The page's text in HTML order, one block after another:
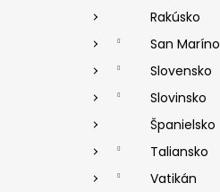
Rakúsko
San Maríno
Slovensko
Slovinsko
Španielsko
Taliansko
Vatikán